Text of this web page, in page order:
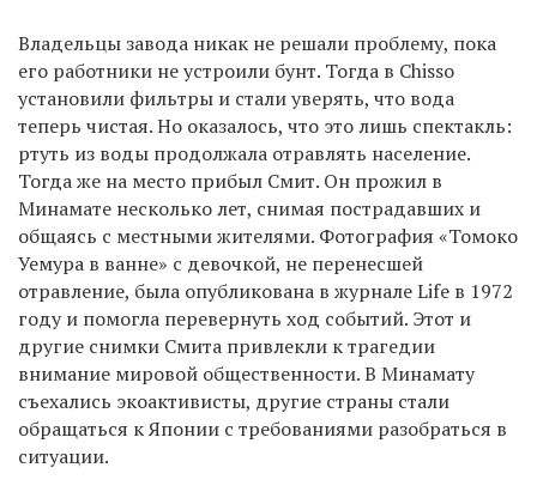
Владельцы завода никак не решали проблему, пока
его работники не устроили бунт. Тогда в Chisso
установили фильтры и стали уверять, что вода
теперь чистая. Но оказалось, что это лишь спектакль:
ртуть из воды продолжала отравлять население.
Тогда же на место прибыл Смит. Он прожил в
Минамате несколько лет, снимая пострадавших и
общаясь с местными жителями. Фотография «Томоко
Уемура в ванне» с девочкой, не перенесшей
отравление, была опубликована в журнале Life в 1972
году и помогла перевернуть ход событий. Этот и
другие снимки Смита привлекли к трагедии
внимание мировой общественности. В Минамату
съехались экоактивисты, другие страны стали
обращаться к Японии с требованиями разобраться в
ситуации.